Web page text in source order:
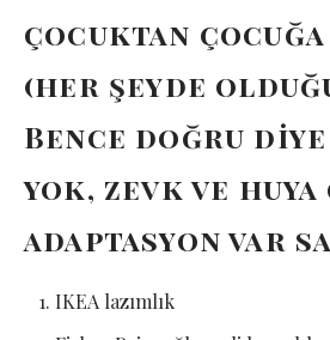
çocuktan çocuğ
(her şeyde
Bence doğru
yok, zevk ve huya
adaptasyon var
IKEA lazımlık